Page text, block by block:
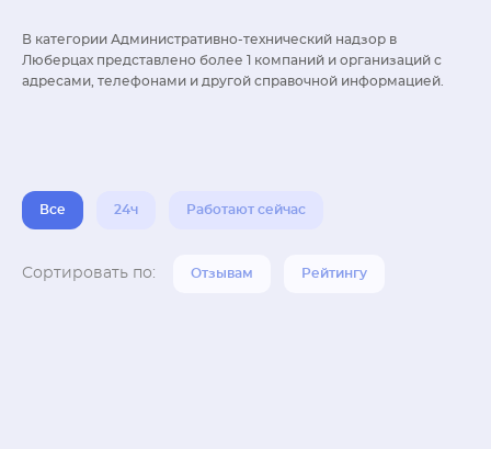
В категории Административно-технический надзор в
Люберцах представлено более 1 компаний и организаций с
адресами, телефонами и другой справочной информацией.
Все 24ч Работают сейчас
Сортировать по: Отзывам Рейтингу